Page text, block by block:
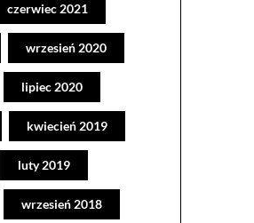
czerwiec 2021
wrzesień 2020
lipiec 2020
kwiecień 2019
luty 2019
wrzesień 2018